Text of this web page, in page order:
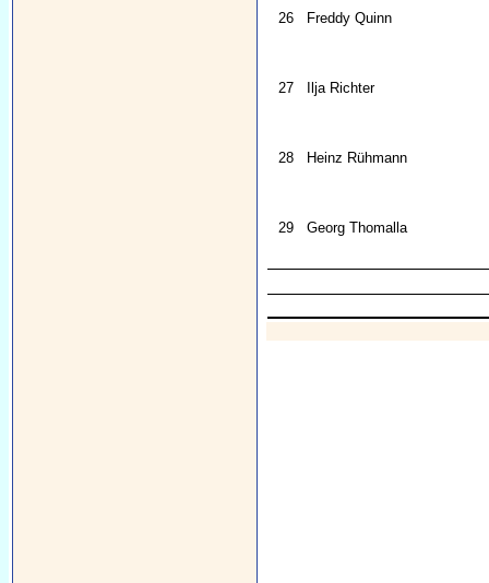
26 Freddy Quinn
27 Ilja Richter
28 Heinz Rühmann
29 Georg Thomalla